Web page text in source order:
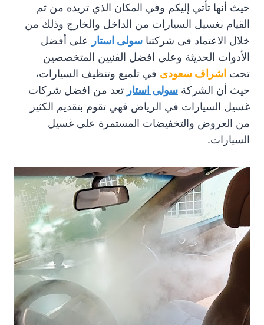
حيث أنها تأتي إليكم وفي المكان الذي تريده من ثم
القيام بغسيل السيارات من الداخل والخارج وذلك من
خلال الاعتماد فى شركتنا سولى استار على أفضل
الأدوات الحديثة وعلى افضل الفنيين المتخصصين
تحت اشراف سعودى في تلميع وتنظيف السيارات،
حيث أن الشركة سولى استار تعد من افضل شركات
غسيل السيارات في الرياض فهي تقوم بتقديم الكثير
من العروض والتخفيضات المستمرة على غسيل
السيارات.